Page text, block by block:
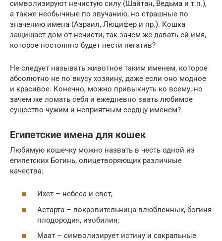
символизируют нечистую силу (Шайтан, Ведьма и т.п.),
а также необычные по звучанию, но страшные по
значению имена (Азраил, Люцифер и пр.). Кошка
защищает дом от нечисти, так зачем же давать ей имя,
которое постоянно будет нести негатив?
Не следует называть животное таким именем, которое
абсолютно не по вкусу хозяину, даже если оно модное
и красивое. Конечно, можно привыкнуть ко всему, но
зачем же ломать себя и ежедневно звать любимое
существо чужим и неприятным сердцу именем?
Египетские имена для кошек
Любимую кошечку можно назвать в честь одной из
египетских Богинь, олицетворяющих различные
качества:
Ихет – небеса и свет;
Астарта – покровительница влюбленных, богиня
плодородия, изобилия;
Маат – символизирует истину и сакральные